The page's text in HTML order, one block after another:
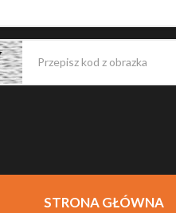
STRONA GŁÓWNA